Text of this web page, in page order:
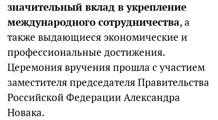
значительный вклад в укрепление
международного сотрудничества, а
также выдающиеся экономические и
профессиональные достижения.
Церемония вручения прошла с участием
заместителя председателя Правительства
Российской Федерации Александра
Новака.